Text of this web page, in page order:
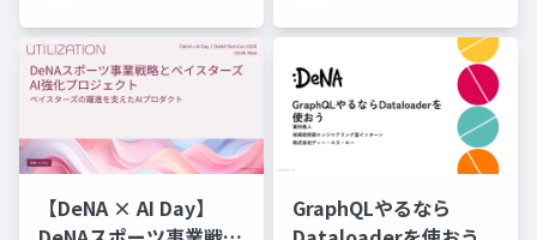
【DeNA × AI Day】
GraphQLやるなら